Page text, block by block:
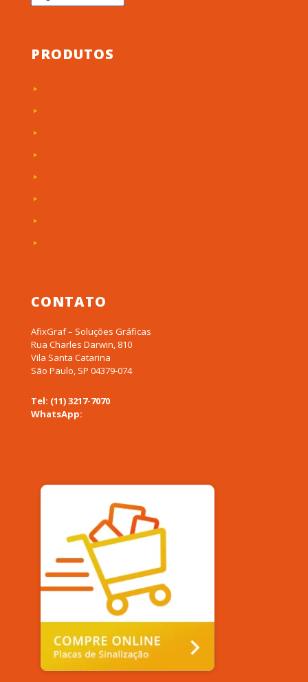
PRODUTOS
CONTATO
AfixGraf – Soluções Gráficas
Rua Charles Darwin, 810
Vila Santa Catarina
São Paulo, SP 04379-074
Tel: (11) 3217-7070
WhatsApp: